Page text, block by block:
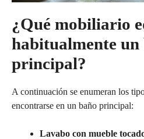
¿Qué mobiliario
habitualmente un
principal?
A continuación se enumeran los
encontrarse en un baño principal:
Lavabo con mueble